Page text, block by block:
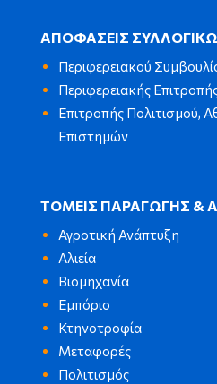
ΑΠΟΦΑΣΕΙΣ
Περιφερειακού
Περιφερειακής
Επιτροπής Πολιτισμού,
Επιστημών
ΤΟΜΕΙΣ ΠΑΡΑΓΩΓΗΣ &
Αγροτική Ανάπτυξη
Αλιεία
Βιομηχανία
Εμπόριο
Κτηνοτροφία
Μεταφορές
Πολιτισμός